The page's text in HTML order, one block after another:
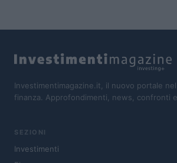
Investimentimagazine.it, il nuovo portale
finanza. Approfondimenti, news, confronti
SEZIONI
Investimenti